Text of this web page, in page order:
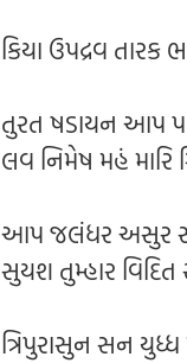
કિયા ઉપદ્રવ તારક
તુરત ષડાયન આપ
લવ નિમેષ મહં મારિ
આપ જલંધર અસુર
સુયશ તુમ્હાર વિદિત
ત્રિપુરાસુન સન